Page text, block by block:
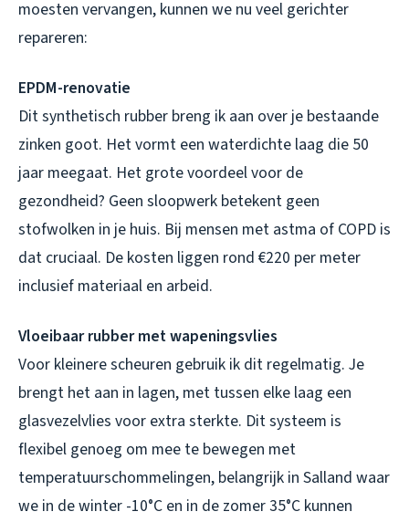
moesten vervangen, kunnen we nu veel gerichter
repareren:
EPDM-renovatie
Dit synthetisch rubber breng ik aan over je bestaande
zinken goot. Het vormt een waterdichte laag die 50
jaar meegaat. Het grote voordeel voor de
gezondheid? Geen sloopwerk betekent geen
stofwolken in je huis. Bij mensen met astma of COPD is
dat cruciaal. De kosten liggen rond €220 per meter
inclusief materiaal en arbeid.
Vloeibaar rubber met wapeningsvlies
Voor kleinere scheuren gebruik ik dit regelmatig. Je
brengt het aan in lagen, met tussen elke laag een
glasvezelvlies voor extra sterkte. Dit systeem is
flexibel genoeg om mee te bewegen met
temperatuurschommelingen, belangrijk in Salland waar
we in de winter -10°C en in de zomer 35°C kunnen